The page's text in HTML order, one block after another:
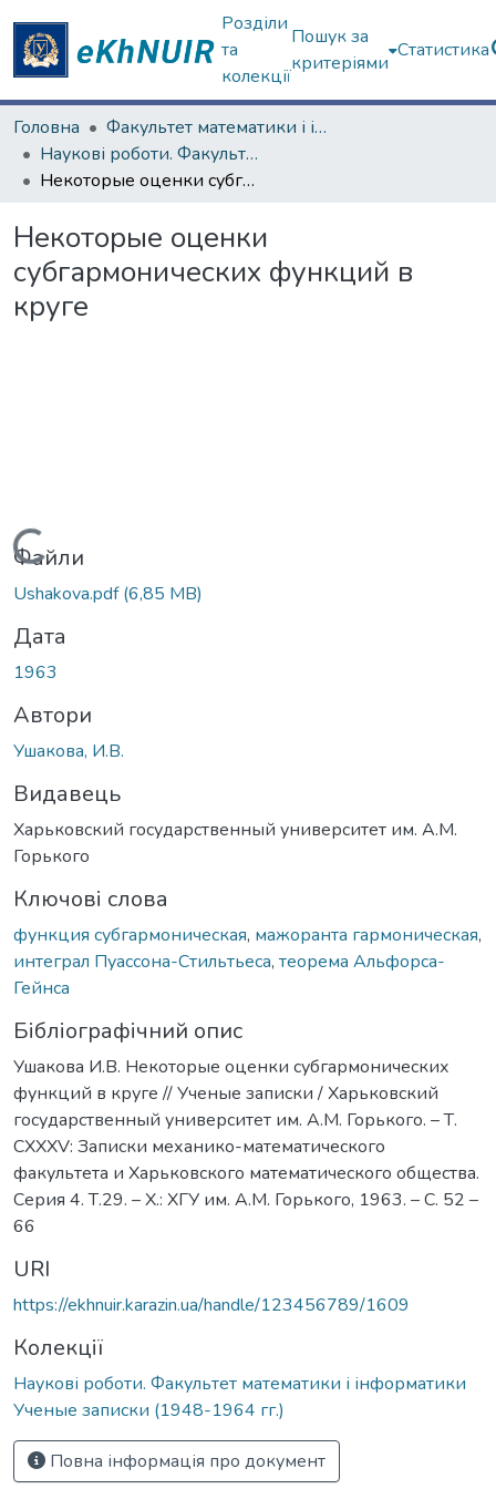
Розділи
та
колекції
Пошук за
критеріями
Статистика
Головна
Факультет математики і інформатики
Наукові роботи. Факультет математики і інформатики
Некоторые оценки субгармонических функций в круге
Некоторые оценки
субгармонических функций в
круге
Вантажиться...
Файли
Ushakova.pdf(6,85 MB)
Дата
1963
Автори
Ушакова, И.В.
Видавець
Харьковский государственный университет им. А.М.
Горького
Ключові слова
функция субгармоническая, мажоранта гармоническая,
интеграл Пуассона-Стильтьеса, теорема Альфорса-
Гейнса
Бібліографічний опис
Ушакова И.В. Некоторые оценки субгармонических
функций в круге // Ученые записки / Харьковский
государственный университет им. А.М. Горького. – Т.
СХХХV: Записки механико-математического
факультета и Харьковского математического общества.
Серия 4. Т.29. – Х.: ХГУ им. А.М. Горького, 1963. – С. 52 –
66
URI
https://ekhnuir.karazin.ua/handle/123456789/1609
Колекції
Наукові роботи. Факультет математики і інформатики
Ученые записки (1948-1964 гг.)
Повна інформація про документ